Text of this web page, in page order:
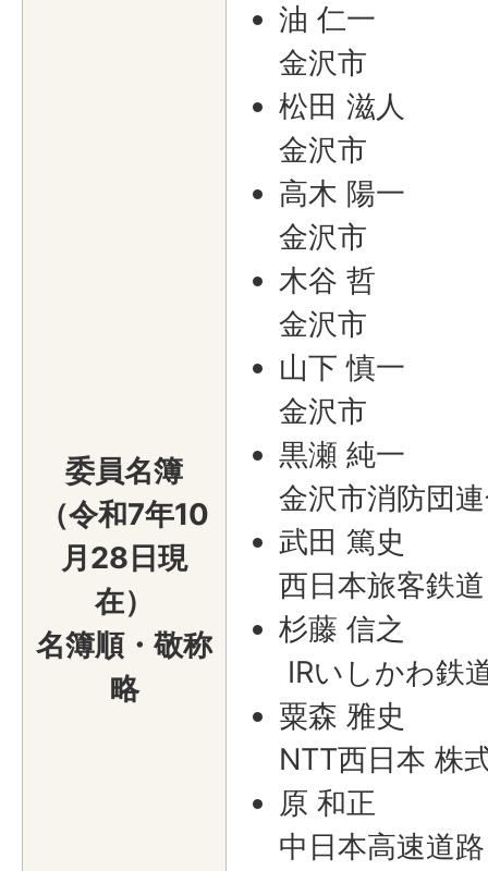
委員名簿
（令和7年10
月28日現
在）
名簿順・敬称
略
油 仁一
金沢市
松田 滋人
金沢市
高木 陽一
金沢市
木谷 哲
金沢市
山下 慎一
金沢市
黒瀬 純一
金沢市消防団
武田 篤史
西日本旅客鉄
杉藤 信之
IRいしかわ鉄
粟森 雅史
NTT西日本 株
原 和正
中日本高速道